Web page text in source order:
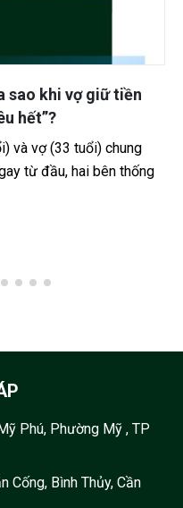
sao khi vợ giữ tiền
hết”?
và vợ (33 tuổi) chung
từ đầu, hai bên thống
Phú, Phường Mỹ , TP
Cống, Bình Thủy, Cần